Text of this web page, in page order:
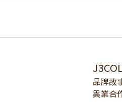
品牌故
異業合